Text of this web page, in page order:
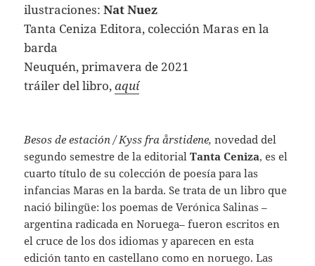
ilustraciones:Nat Nuez
Tanta Ceniza Editora, colección Maras en la
barda
Neuquén, primavera de 2021
tráiler del libro,aquí
Besos de estación / Kyss fra årstidene,novedad del
segundo semestre de la editorialTanta Ceniza, es el
cuarto título de su colección de poesía para las
infancias Maras en la barda. Se trata de un libro que
nació bilingüe: los poemas de Verónica Salinas –
argentina radicada en Noruega– fueron escritos en
el cruce de los dos idiomas y aparecen en esta
edición tanto en castellano como en noruego. Las